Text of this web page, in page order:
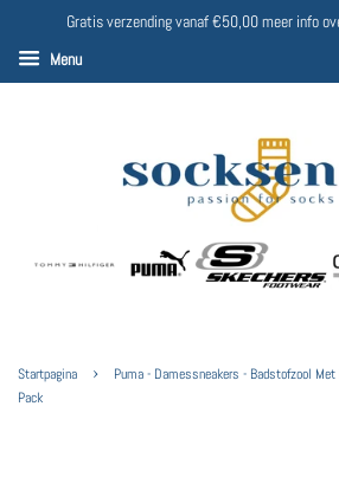
Gratis verzending vanaf €50,00 meer info
Menu
Startpagina ›
Puma - Damessneakers - Badstofzool
Pack